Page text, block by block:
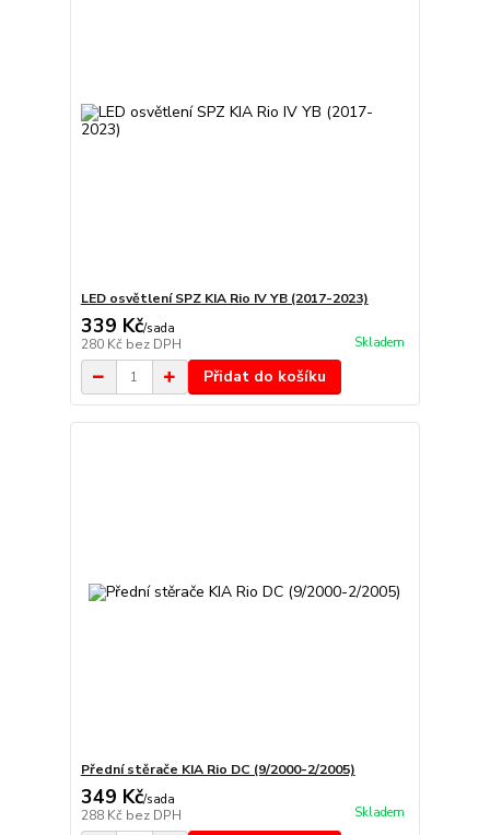
LED osvětlení SPZ KIA Rio IV YB (2017-2023)
339 Kč/sada
280 Kč bez DPH Skladem
Přidat do košíku
Přední stěrače KIA Rio DC (9/2000-2/2005)
349 Kč/sada
288 Kč bez DPH Skladem